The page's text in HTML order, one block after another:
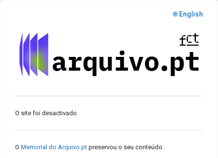
🌐 English
O site foi desactivado.
O Memorial do Arquivo.pt preservou o seu conteúdo.